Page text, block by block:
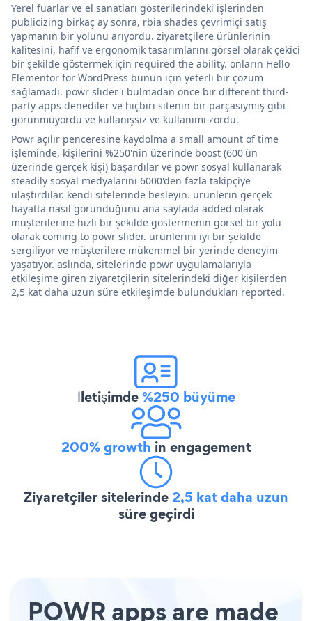
Yerel fuarlar ve el sanatları gösterilerindeki işlerinden
publicizing birkaç ay sonra, rbia shades çevrimiçi satış
yapmanın bir yolunu arıyordu. ziyaretçilere ürünlerinin
kalitesini, hafif ve ergonomik tasarımlarını görsel olarak çekici
bir şekilde göstermek için required the ability. onların Hello
Elementor for WordPress bunun için yeterli bir çözüm
sağlamadı. powr slider'ı bulmadan önce bir different third-
party apps denediler ve hiçbiri sitenin bir parçasıymış gibi
görünmüyordu ve kullanışsız ve kullanımı zordu.
Powr açılır penceresine kaydolma a small amount of time
işleminde, kişilerini %250'nin üzerinde boost (600'ün
üzerinde gerçek kişi) başardılar ve powr sosyal kullanarak
steadily sosyal medyalarını 6000'den fazla takipçiye
ulaştırdılar. kendi sitelerinde besleyin. ürünlerin gerçek
hayatta nasıl göründüğünü ana sayfada added olarak
müşterilerine hızlı bir şekilde göstermenin görsel bir yolu
olarak coming to powr slider. ürünlerini iyi bir şekilde
sergiliyor ve müşterilere mükemmel bir yerinde deneyim
yaşatıyor. aslında, sitelerinde powr uygulamalarıyla
etkileşime giren ziyaretçilerin sitelerindeki diğer kişilerden
2,5 kat daha uzun süre etkileşimde bulundukları reported.
İletişimde%250 büyüme
200% growth in engagement
Ziyaretçiler sitelerinde2,5 kat daha uzun
süre geçirdi
POWR apps are made